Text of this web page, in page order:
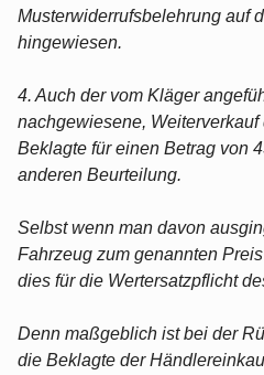
Musterwiderrufsbelehrung auf
hingewiesen.
4. Auch der vom Kläger
nachgewiesene,
Beklagte für einen Betrag von
anderen Beurteilung.
Selbst wenn man davon
Fahrzeug zum genannten
dies für die Wertersatzpflicht
Denn maßgeblich ist bei der
die Beklagte der